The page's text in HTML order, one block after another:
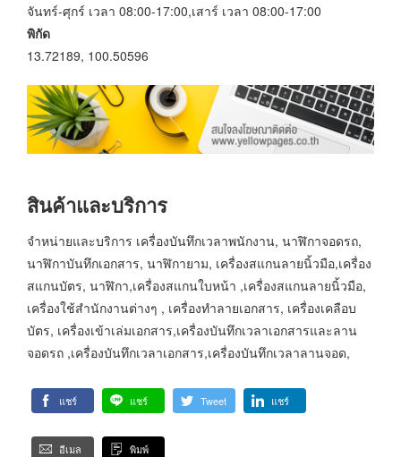
จันทร์-ศุกร์ เวลา 08:00-17:00,เสาร์ เวลา 08:00-17:00
พิกัด
13.72189, 100.50596
สินค้าและบริการ
จำหน่ายและบริการ เครื่องบันทึกเวลาพนักงาน, นาฬิกาจอดรถ,
นาฬิกาบันทึกเอกสาร, นาฬิกายาม, เครื่องสแกนลายนิ้วมือ,เครื่อง
สแกนบัตร, นาฬิกา,เครื่องสแกนใบหน้า ,เครื่องสแกนลายนิ้วมือ,
เครื่องใช้สำนักงานต่างๆ , เครื่องทำลายเอกสาร, เครื่องเคลือบ
บัตร, เครื่องเข้าเล่มเอกสาร,เครื่องบันทึกเวลาเอกสารและลาน
จอดรถ ,เครื่องบันทึกเวลาเอกสาร,เครื่องบันทึกเวลาลานจอด,
แชร์ แชร์ Tweet แชร์
อีเมล พิมพ์